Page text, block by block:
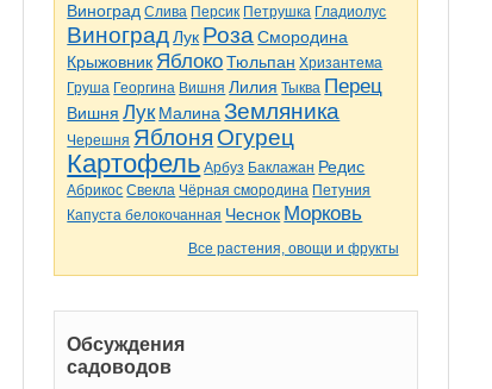
Виноград Слива Персик Петрушка Гладиолус
Виноград Лук Роза Смородина
Крыжовник Яблоко Тюльпан Хризантема
Груша Георгина Вишня Лилия Тыква Перец
Вишня Лук Малина Земляника
Черешня Яблоня Огурец
Картофель Арбуз Баклажан Редис
Абрикос Свекла Чёрная смородина Петуния
Капуста белокочанная Чеснок Морковь
Все растения, овощи и фрукты
Обсуждения
садоводов